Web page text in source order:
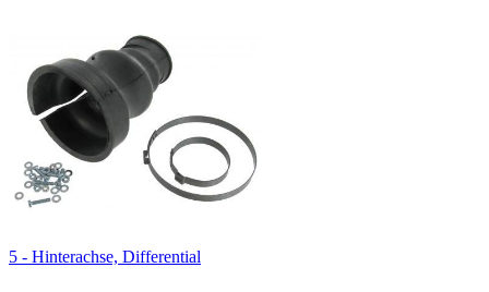
5 - Hinterachse, Differential